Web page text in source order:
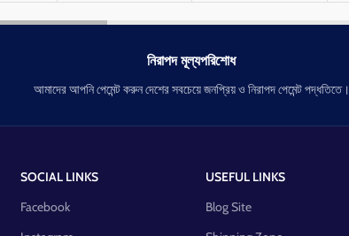
নিরাপদ মূল্যপরিশোধ
আমাদের আপনি পেমেন্ট করুন দেশের সবচেয়ে জনপ্রিয় ও নিরাপদ পেমেন্ট পদ্ধতিতে।
SOCIAL LINKS
Facebook
USEFUL LINKS
Blog Site